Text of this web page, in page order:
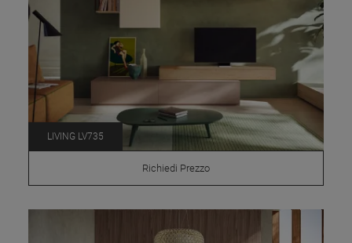
LIVING LV735
Richiedi Prezzo